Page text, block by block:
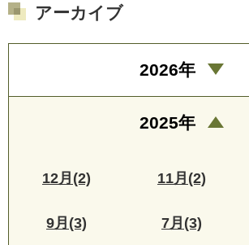
アーカイブ
2026年
2025年
12月(2) 11月(2)
9月(3) 7月(3)